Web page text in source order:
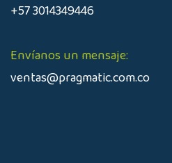
+57 3014349446
Envíanos un mensaje:
ventas@pragmatic.com.co